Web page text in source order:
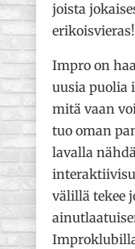
joista
erikoisvieras!
Impro on
uusia puolia
mitä vaan
tuo oman
lavalla
välillä tekee